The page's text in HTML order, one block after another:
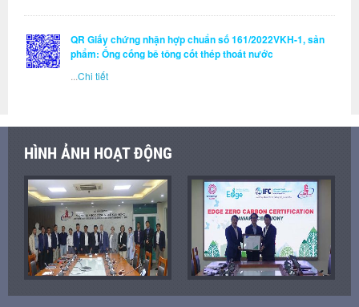
QR Giấy chứng nhận hợp chuẩn số 161/2022VKH-1, sản
phẩm: Ống cống bê tông cốt thép thoát nước
Chi tiết
HÌNH ẢNH HOẠT ĐỘNG